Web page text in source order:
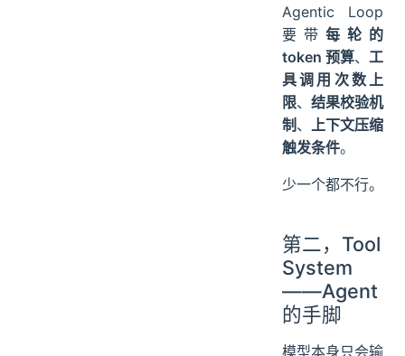
Agentic Loop
要带 每轮的
token 预算、 工
具调用次数上
限、 结果校验机
制 、 上下文压缩
触发条件。
少一个都不行。
第二，Tool
System
——Agent
的手脚
模型本身只会输